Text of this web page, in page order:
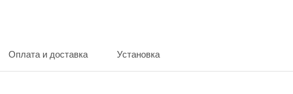
Оплата и доставка Установка